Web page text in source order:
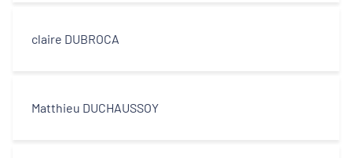
Equipe technique et ingénierie
claire DUBROCA
Matthieu DUCHAUSSOY